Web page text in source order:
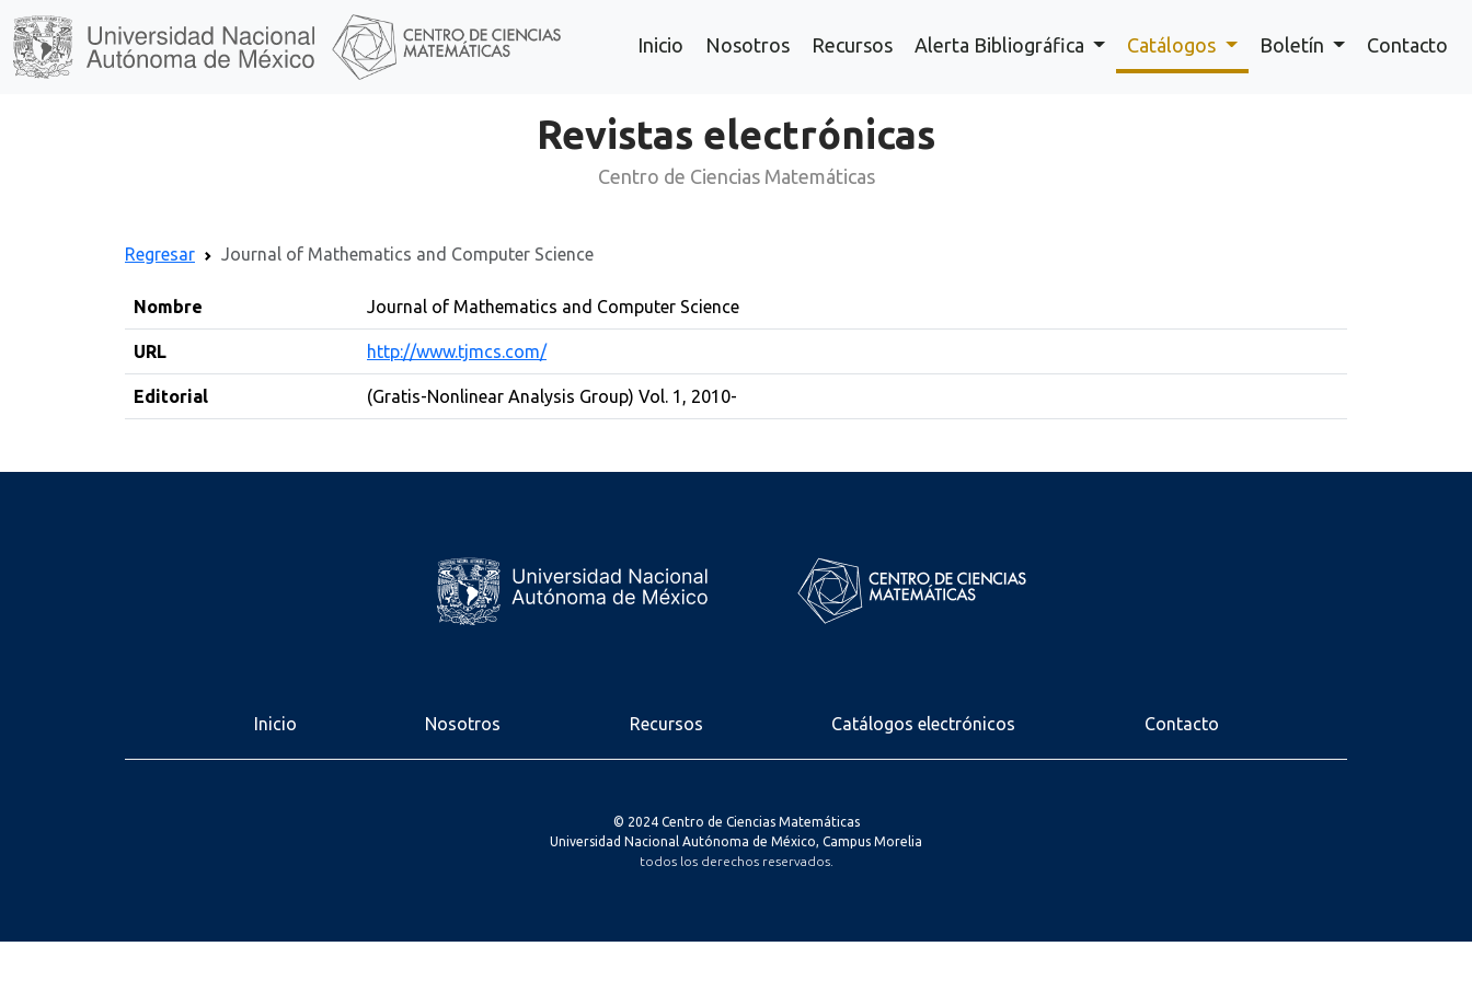
Inicio Nosotros Recursos Alerta Bibliográfica Catálogos Boletín Contacto
Revistas electrónicas
Centro de Ciencias Matemáticas
Regresar Journal of Mathematics and Computer Science
Nombre Journal of Mathematics and Computer Science
URL http://www.tjmcs.com/
Editorial (Gratis-Nonlinear Analysis Group) Vol. 1, 2010-
Inicio Nosotros Recursos Catálogos electrónicos Contacto
© 2024 Centro de Ciencias Matemáticas
Universidad Nacional Autónoma de México, Campus Morelia
todos los derechos reservados.